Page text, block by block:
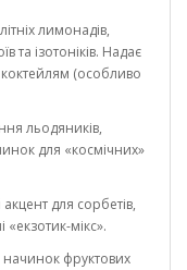
лимонадів,
та ізотоніків. Надає
коктейлям (особливо
льодяників,
для «космічних»
для сорбетів,
«екзотик-мікс».
начинок фруктових